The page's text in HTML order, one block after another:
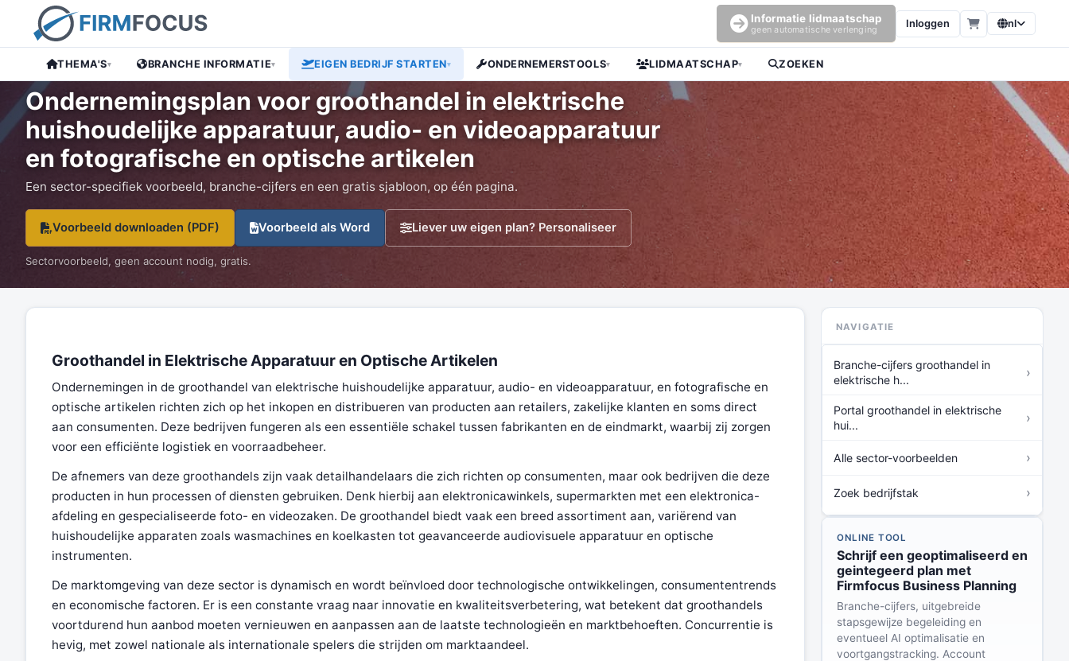
Informatie lidmaatschap
geen automatische verlenging
Inloggen nl
THEMA'S▾ BRANCHE INFORMATIE▾ EIGEN BEDRIJF STARTEN▾ ONDERNEMERSTOOLS▾ LIDMAATSCHAP▾ ZOEKEN
Gratis Ondernemingsplan
groothandel in elektrische huishoudelijke apparatuur, audio- en videoapparatuur en fotografische en optische artikelen
Ondernemingsplan voor groothandel in elektrische
huishoudelijke apparatuur, audio- en videoapparatuur
en fotografische en optische artikelen
Een sector-specifiek voorbeeld, branche-cijfers en een gratis sjabloon, op één pagina.
Voorbeeld downloaden (PDF) Voorbeeld als Word Liever uw eigen plan? Personaliseer
Sectorvoorbeeld, geen account nodig, gratis.
Groothandel in Elektrische Apparatuur en Optische Artikelen
Ondernemingen in de groothandel van elektrische huishoudelijke apparatuur, audio- en videoapparatuur, en fotografische en
optische artikelen richten zich op het inkopen en distribueren van producten aan retailers, zakelijke klanten en soms direct
aan consumenten. Deze bedrijven fungeren als een essentiële schakel tussen fabrikanten en de eindmarkt, waarbij zij zorgen
voor een efficiënte logistiek en voorraadbeheer.
De afnemers van deze groothandels zijn vaak detailhandelaars die zich richten op consumenten, maar ook bedrijven die deze
producten in hun processen of diensten gebruiken. Denk hierbij aan elektronicawinkels, supermarkten met een elektronica-
afdeling en gespecialiseerde foto- en videozaken. De groothandel biedt vaak een breed assortiment aan, variërend van
huishoudelijke apparaten zoals wasmachines en koelkasten tot geavanceerde audiovisuele apparatuur en optische
instrumenten.
De marktomgeving van deze sector is dynamisch en wordt beïnvloed door technologische ontwikkelingen, consumententrends
en economische factoren. Er is een constante vraag naar innovatie en kwaliteitsverbetering, wat betekent dat groothandels
voortdurend hun aanbod moeten vernieuwen en aanpassen aan de laatste technologieën en marktbehoeften. Concurrentie is
hevig, met zowel nationale als internationale spelers die strijden om marktaandeel.
NAVIGATIE
Branche-cijfers groothandel in
elektrische h...
›
Portal groothandel in elektrische
hui...
›
Alle sector-voorbeelden ›
Zoek bedrijfstak ›
ONLINE TOOL
Schrijf een geoptimaliseerd en
geintegeerd plan met
Firmfocus Business Planning
Branche-cijfers, uitgebreide
stapsgewijze begeleiding en
eventueel AI optimalisatie en
voortgangstracking. Account